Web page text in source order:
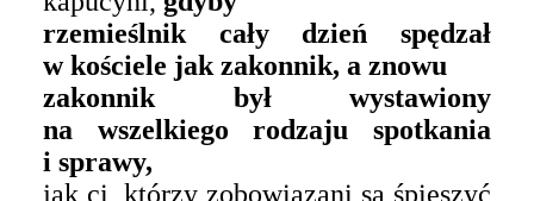
rzemieślnik cały dzień spędzał
w kościele jak zakonnik, a znowu
zakonnik był wystawiony
na wszelkiego rodzaju spotkania
i sprawy,
jak ci, którzy zobowiązani są śpieszyć